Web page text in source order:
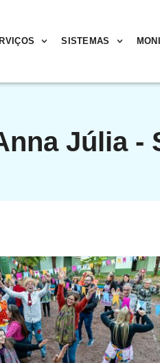
SISTEMAS
Júlia -